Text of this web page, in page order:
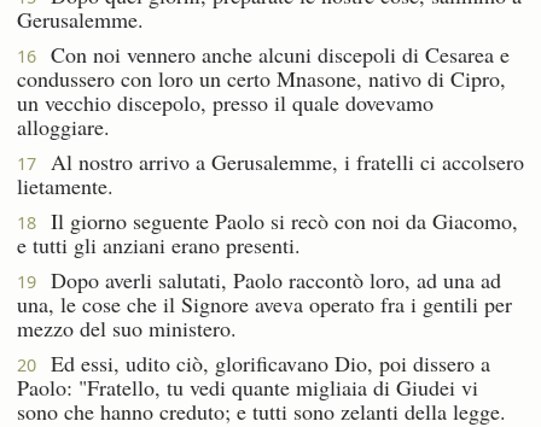
Gerusalemme.
16
Con noi vennero anche alcuni discepoli di Cesarea e
condussero con loro un certo Mnasone, nativo di Cipro,
un vecchio discepolo, presso il quale dovevamo
alloggiare.
17
Al nostro arrivo a Gerusalemme, i fratelli ci accolsero
lietamente.
18
Il giorno seguente Paolo si recò con noi da Giacomo,
e tutti gli anziani erano presenti.
19
Dopo averli salutati, Paolo raccontò loro, ad una ad
una, le cose che il Signore aveva operato fra i gentili per
mezzo del suo ministero.
20
Ed essi, udito ciò, glorificavano Dio, poi dissero a
Paolo: "Fratello, tu vedi quante migliaia di Giudei vi
sono che hanno creduto; e tutti sono zelanti della legge.